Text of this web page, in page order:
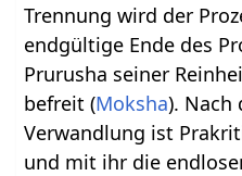
Trennung wird der
endgültige Ende des
Prurusha seiner
befreit (Moksha). Nach
Verwandlung ist
und mit ihr die